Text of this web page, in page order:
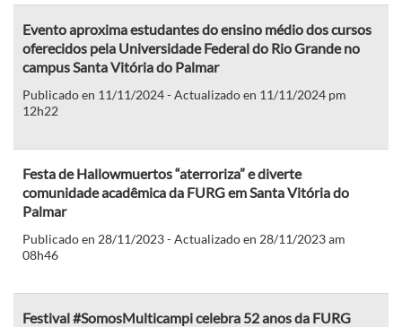
Evento aproxima estudantes do ensino médio dos cursos
oferecidos pela Universidade Federal do Rio Grande no
campus Santa Vitória do Palmar
Publicado en 11/11/2024 - Actualizado en 11/11/2024 pm
12h22
Festa de Hallowmuertos “aterroriza” e diverte
comunidade acadêmica da FURG em Santa Vitória do
Palmar
Publicado en 28/11/2023 - Actualizado en 28/11/2023 am
08h46
Festival #SomosMulticampi celebra 52 anos da FURG